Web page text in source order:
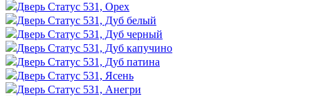
Дверь Статус 531, Орех
Дверь Статус 531, Дуб белый
Дверь Статус 531, Дуб черный
Дверь Статус 531, Дуб капучино
Дверь Статус 531, Дуб патина
Дверь Статус 531, Ясень
Дверь Статус 531, Анегри